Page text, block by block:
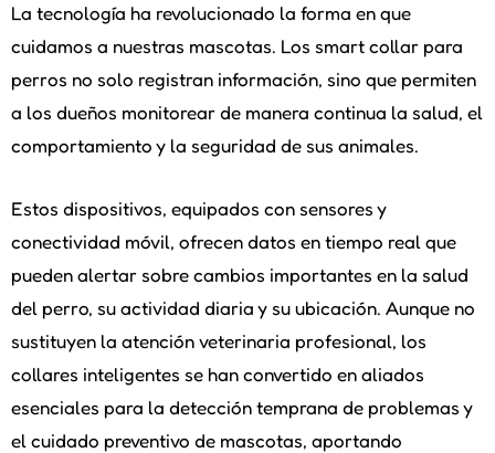
La tecnología ha revolucionado la forma en que
cuidamos a nuestras mascotas. Los smart collar para
perros no solo registran información, sino que permiten
a los dueños monitorear de manera continua la salud, el
comportamiento y la seguridad de sus animales.
Estos dispositivos, equipados con sensores y
conectividad móvil, ofrecen datos en tiempo real que
pueden alertar sobre cambios importantes en la salud
del perro, su actividad diaria y su ubicación. Aunque no
sustituyen la atención veterinaria profesional, los
collares inteligentes se han convertido en aliados
esenciales para la detección temprana de problemas y
el cuidado preventivo de mascotas, aportando